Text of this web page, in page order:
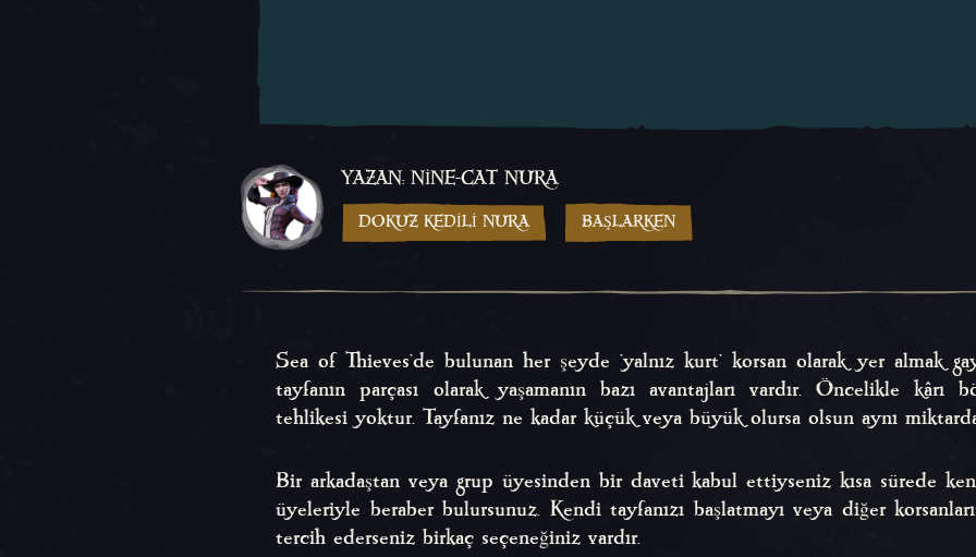
YAZAN: NINE-CAT NURA
DOKUZ KEDILI NURA BAŞLARKEN
Sea of Thieves'de bulunan her şeyde 'yalnız kurt' korsan olarak yer almak
tayfanın parçası olarak yaşamanın bazı avantajları vardır. Öncelikle kârı
tehlikesi yoktur. Tayfanız ne kadar küçük veya büyük olursa olsun aynı miktarda
Bir arkadaştan veya grup üyesinden bir daveti kabul ettiyseniz kısa sürede
üyeleriyle beraber bulursunuz. Kendi tayfanızı başlatmayı veya diğer
tercih ederseniz birkaç seçeneğiniz vardır.